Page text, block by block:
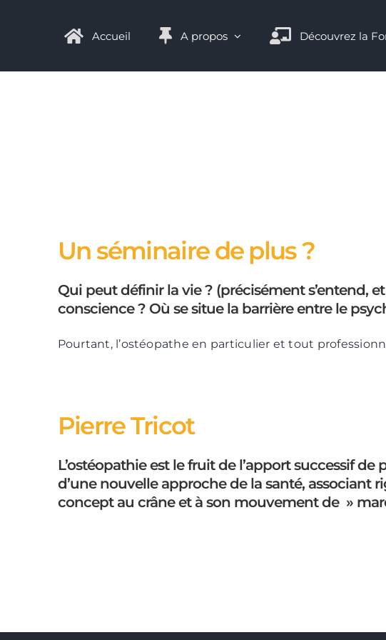
Accueil A propos Découvrez la
Un séminaire de plus ?
Qui peut définir la vie ? (précisément s’entend,
conscience ? Où se situe la barrière entre le
Pourtant, l’ostéopathe en particulier et tout
Pierre Tricot
L’ostéopathie est le fruit de l’apport successif
d’une nouvelle approche de la santé, associant
concept au crâne et à son mouvement de »